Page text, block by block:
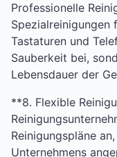
Professionelle
Spezialreinigungen
Tastaturen und
Sauberkeit bei,
Lebensdauer der
**8. Flexible
Reinigungspläne
Unternehmens